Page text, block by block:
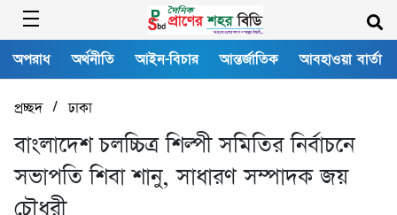
অপরাধ অর্থনীতি আইন-বিচার আন্তর্জাতিক আবহাওয়া বার্তা
প্রচ্ছদ/ঢাকা
বাংলাদেশ চলচ্চিত্র শিল্পী সমিতির নির্বাচনে
সভাপতি শিবা শানু, সাধারণ সম্পাদক জয়